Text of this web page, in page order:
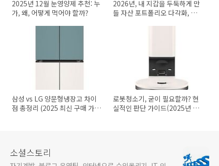
2025년 12월 눈영양제 추천: 누
가, 왜, 어떻게 먹어야 할까?
2026년, 내 지갑을 두둑하게 만
들 자산 포트폴리오 다각화, 이 5
삼성 vs LG 양문형냉장고 차이
점 총정리 (2025 최신 구매 가이
로봇청소기, 굳이 필요할까? 현
실적인 판단 가이드(2025년 11
소셜스토리